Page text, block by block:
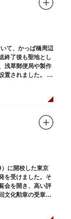
て、かっぱ橋周辺
終了後も聖地とし
浅草郵便局や製作
置されました。
このような形で
地巡礼のシンボル
に開校した東京
を受けました。そ
会を開き、高い評
文化勲章の受章者